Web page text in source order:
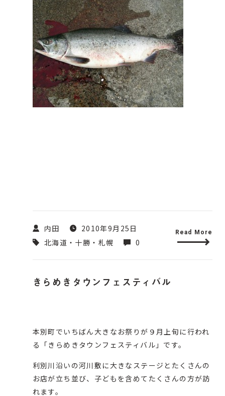
内田
2010年9月25日
北海道・十勝・札幌
0
Read More
きらめきタウンフェスティバル
本別町でいちばん大きなお祭りが９月上旬に行われ
る「きらめきタウンフェスティバル 」です。
利別川沿いの河川敷に大きなステージとたくさんの
お店が立ち並び、子どもを含めてたくさんの方が訪
れます。